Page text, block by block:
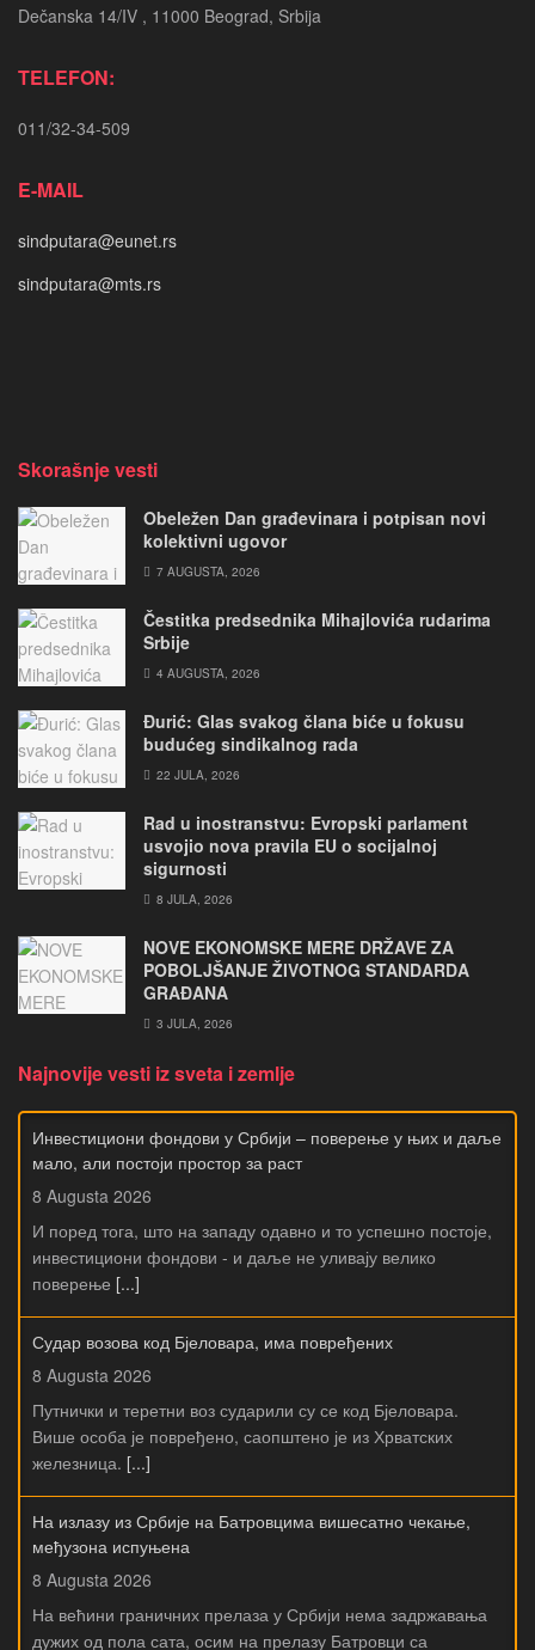
Dečanska 14/IV , 11000 Beograd, Srbija
TELEFON:
011/32-34-509
E-MAIL
sindputara@eunet.rs
sindputara@mts.rs
Skorašnje vesti
Obeležen Dan građevinara i potpisan novi
kolektivni ugovor
7 AUGUSTA, 2026
Čestitka predsednika Mihajlovića rudarima
Srbije
4 AUGUSTA, 2026
Đurić: Glas svakog člana biće u fokusu
budućeg sindikalnog rada
22 JULA, 2026
Rad u inostranstvu: Evropski parlament
usvojio nova pravila EU o socijalnoj
sigurnosti
8 JULA, 2026
NOVE EKONOMSKE MERE DRŽAVE ZA
POBOLJŠANJE ŽIVOTNOG STANDARDA
GRAĐANA
3 JULA, 2026
Najnovije vesti iz sveta i zemlje
Инвестициони фондови у Србији – поверење у њих и даље
мало, али постоји простор за раст
8 Augusta 2026
И поред тога, што на западу одавно и то успешно постоје,
инвестициони фондови - и даље не уливају велико
поверење [...]
Судар возова код Бјеловара, има повређених
8 Augusta 2026
Путнички и теретни воз сударили су се код Бјеловара.
Више особа је повређено, саопштено је из Хрватских
железница. [...]
На излазу из Србије на Батровцима вишесатно чекање,
међузона испуњена
8 Augusta 2026
На већини граничних прелаза у Србији нема задржавања
дужих од пола сата, осим на прелазу Батровци са